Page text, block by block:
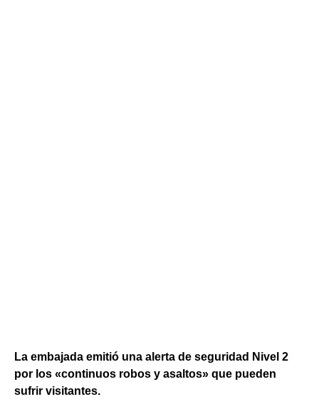
La embajada emitió una alerta de seguridad Nivel 2
por los «continuos robos y asaltos» que pueden
sufrir visitantes.